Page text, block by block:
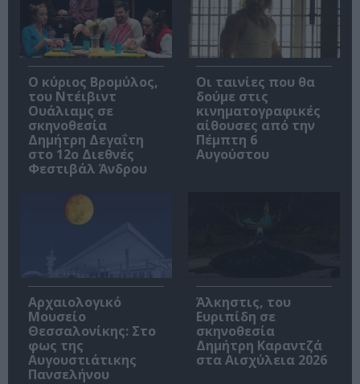
O κύριος Βρομύλος,
του Ντέιβιντ
Ουάλιαμς σε
σκηνοθεσία
Δημήτρη Δεγαΐτη
στο 12ο Διεθνές
Φεστιβάλ Άνδρου
Οι ταινίες που θα
δούμε στις
κινηματογραφικές
αίθουσες από την
Πέμπτη 6
Αυγούστου
Αρχαιολογικό
Μουσείο
Θεσσαλονίκης: Στο
φως της
Αυγουστιάτικης
Πανσελήνου
Άλκηστις, του
Ευριπίδη σε
σκηνοθεσία
Δημήτρη Καραντζά
στα Αισχύλεια 2026